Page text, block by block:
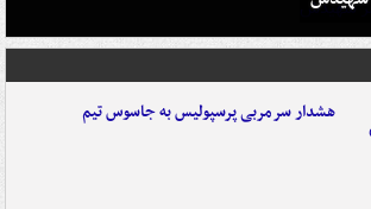
هشدار سرمربی پرسپولیس به جاسوس تیم